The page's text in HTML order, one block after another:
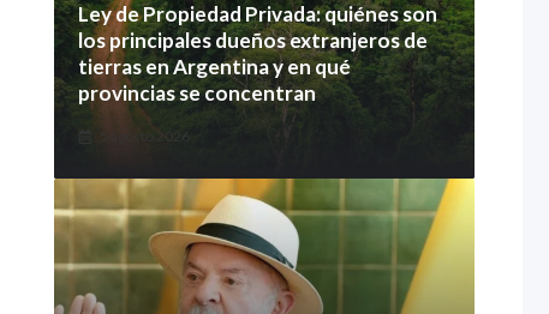
Ley de Propiedad Privada: quiénes son
los principales dueños extranjeros de
tierras en Argentina y en qué
provincias se concentran